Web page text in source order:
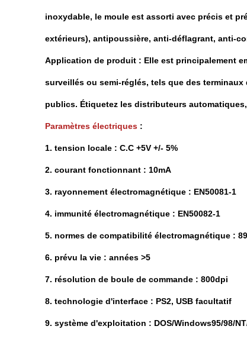
inoxydable, le moule est assorti avec précis et
extérieurs), antipoussière, anti-déflagrant, anti-
Application de produit : Elle est principalement
surveillés ou semi-réglés, tels que des
publics. Étiquetez les distributeurs
Paramètres électriques :
1. tension locale : C.C +5V +/- 5%
2. courant fonctionnant : 10mA
3. rayonnement électromagnétique : EN50081-1
4. immunité électromagnétique : EN50082-1
5. normes de compatibilité électromagnétique :
6. prévu la vie : années >5
7. résolution de boule de commande : 800dpi
8. technologie d'interface : PS2, USB facultatif
9. système d'exploitation : DOS/Windows95/98/